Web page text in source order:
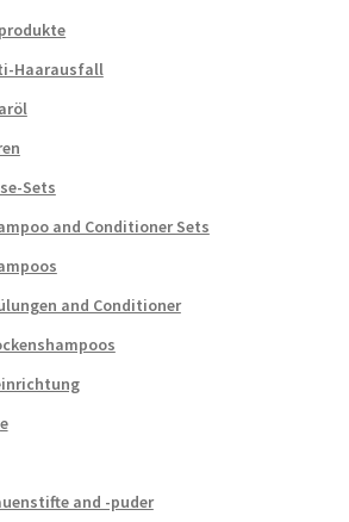
Haarausfall
Sets
and Conditioner Sets
and Conditioner
and -puder